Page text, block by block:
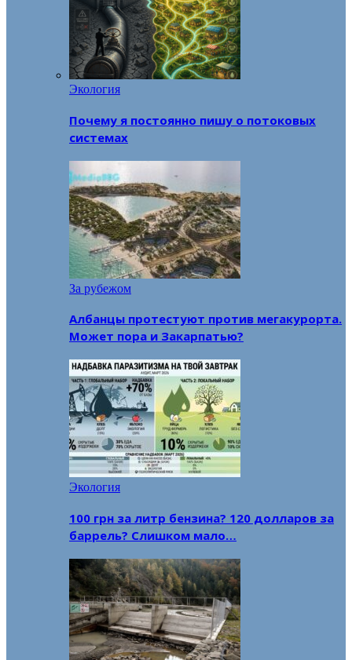
Экология
Почему я постоянно пишу о потоковых
системах
За рубежом
Албанцы протестуют против мегакурорта.
Может пора и Закарпатью?
Экология
100 грн за литр бензина? 120 долларов за
баррель? Слишком мало…